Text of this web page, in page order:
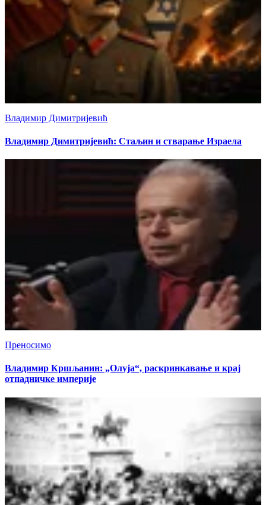
Владимир Димитријевић
Владимир Димитријевић: Стаљин и стварање Израела
Преносимо
Владимир Кршљанин: „Олуја“, раскринкавање и крај
отпадничке империје